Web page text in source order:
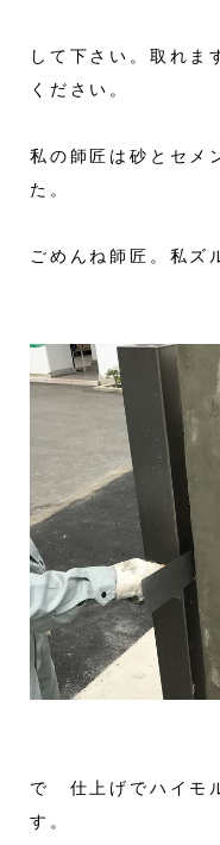
して下さい。取れ
ください。
私の師匠は砂とセメ
た。
ごめんね師匠。私ズ
で 仕上げでハイモ
す。